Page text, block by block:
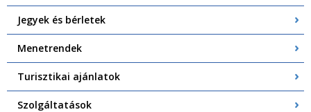
Jegyek és bérletek
Menetrendek
Turisztikai ajánlatok
Szolgáltatások